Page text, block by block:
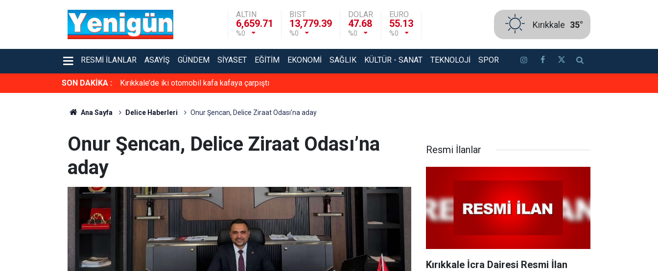
ALTIN
6,659.71
%0
BIST
13,779.39
%0
DOLAR
47.68
%0
EURO
55.13
%0
Kırıkkale 35°
RESMI İLANLAR ASAYIŞ GÜNDEM SIYASET EĞITIM EKONOMI SAĞLIK KÜLTÜR - SANAT TEKNOLOJI SPOR
SON DAKİKA : Kırıkkale’de iki otomobil kafa kafaya çarpıştı
Ana Sayfa Delice Haberleri Onur Şencan, Delice Ziraat Odası’na aday
Onur Şencan, Delice Ziraat Odası’na
aday
Resmi İlanlar
Kırıkkale İcra Dairesi Resmi İlan